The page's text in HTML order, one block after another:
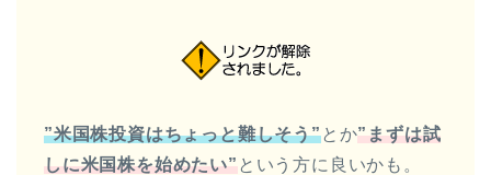
”米国株投資はちょっと難しそう”とか”まずは試
しに米国株を始めたい”という方に良いかも。